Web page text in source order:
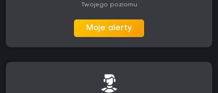
Twojego poziomu
Moje alerty